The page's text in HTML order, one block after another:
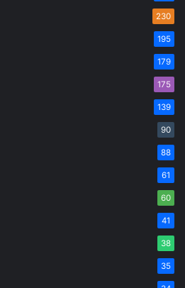
230
195
179
175
139
90
88
61
60
41
38
35